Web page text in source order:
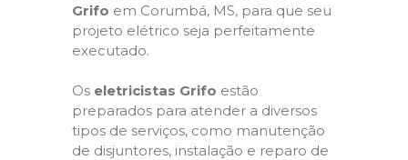
Grifo em Corumbá, MS, para que seu
projeto elétrico seja perfeitamente
executado.
Os eletricistas Grifo estão
preparados para atender a diversos
tipos de serviços, como manutenção
de disjuntores, instalação e reparo de